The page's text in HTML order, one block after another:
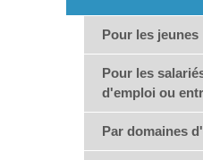
Pour les jeunes
Pour les
d'emploi ou
Par domaines